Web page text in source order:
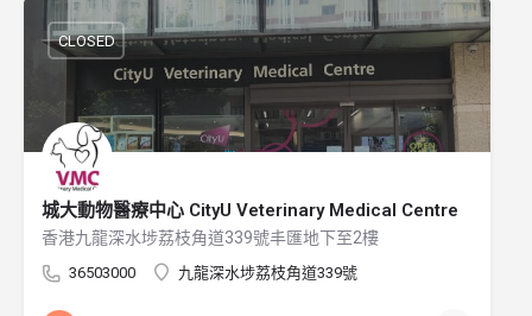
城大動物醫療中心 CityU Veterinary Medical Centre
香港九龍深水埗荔枝角道339號丰匯地下至2樓
36503000 九龍深水埗荔枝角道339號
CLOSED